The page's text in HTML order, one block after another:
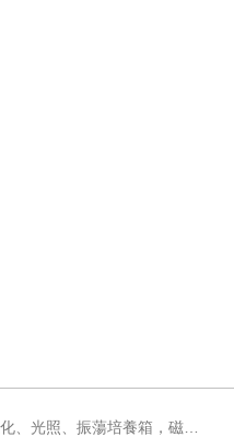
油浴，石英亞沸蒸餾水器，箱式電阻爐，不鏽鋼真空幹燥箱